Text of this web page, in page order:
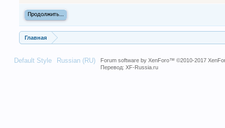
Продолжить...
Главная
Default Style Russian (RU) Forum software by XenForo™©2010-2017
Перевод:XF-Russia.ru